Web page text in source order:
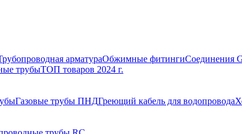
арматураОбжимные фитингиСоединения
трубыТОП товаров 2024 г.
Газовые трубы ПНДГреющий кабель для водопровода